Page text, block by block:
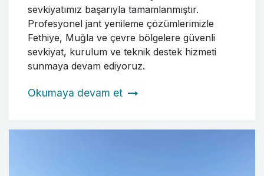
sevkiyatımız başarıyla tamamlanmıştır.
Profesyonel jant yenileme çözümlerimizle
Fethiye, Muğla ve çevre bölgelere güvenli
sevkiyat, kurulum ve teknik destek hizmeti
sunmaya devam ediyoruz.
Okumaya devam et